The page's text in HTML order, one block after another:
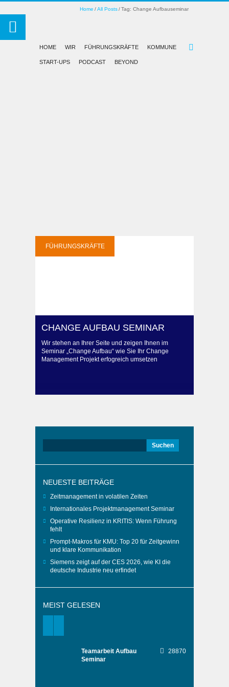
Home All Posts Tag: Change Aufbauseminar
HOME WIR FÜHRUNGSKRÄFTE KOMMUNE
START-UPS PODCAST BEYOND
FÜHRUNGSKRÄFTE
CHANGE AUFBAU SEMINAR
Wir stehen an Ihrer Seite und zeigen Ihnen im
Seminar „Change Aufbau“ wie Sie Ihr Change
Management Projekt erfogreich umsetzen
nach:
NEUESTE BEITRÄGE
Zeitmanagement in volatilen Zeiten
Internationales Projektmanagement Seminar
Operative Resilienz in KRITIS: Wenn Führung
fehlt
Prompt-Makros für KMU: Top 20 für Zeitgewinn
und klare Kommunikation
Siemens zeigt auf der CES 2026, wie KI die
deutsche Industrie neu erfindet
MEIST GELESEN
Teamarbeit Aufbau
Seminar
28870